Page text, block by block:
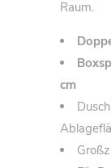
Raum.
cm